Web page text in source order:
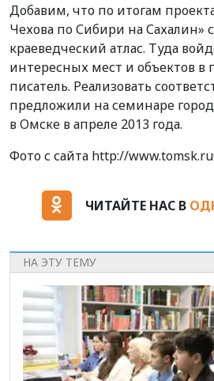
Добавим, что по итогам
Чехова по Сибири на Сахалин»
краеведческий атлас. Туда
интересных мест и объектов в
писатель. Реализовать
предложили на семинаре
в Омске в апреле 2013 года.
Фото с сайта http://
ЧИТАЙТЕ НАС В
НА ЭТУ ТЕМУ